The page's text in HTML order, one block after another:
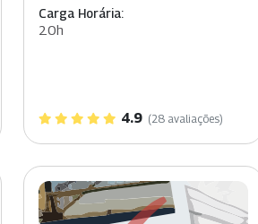
Carga Horária:
20h
4.9 (28 avaliações)